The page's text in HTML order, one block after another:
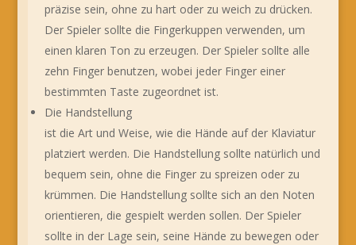
präzise sein, ohne zu hart oder zu weich zu drücken.
Der Spieler sollte die Fingerkuppen verwenden, um
einen klaren Ton zu erzeugen. Der Spieler sollte alle
zehn Finger benutzen, wobei jeder Finger einer
bestimmten Taste zugeordnet ist.
Die Handstellung
ist die Art und Weise, wie die Hände auf der Klaviatur
platziert werden. Die Handstellung sollte natürlich und
bequem sein, ohne die Finger zu spreizen oder zu
krümmen. Die Handstellung sollte sich an den Noten
orientieren, die gespielt werden sollen. Der Spieler
sollte in der Lage sein, seine Hände zu bewegen oder